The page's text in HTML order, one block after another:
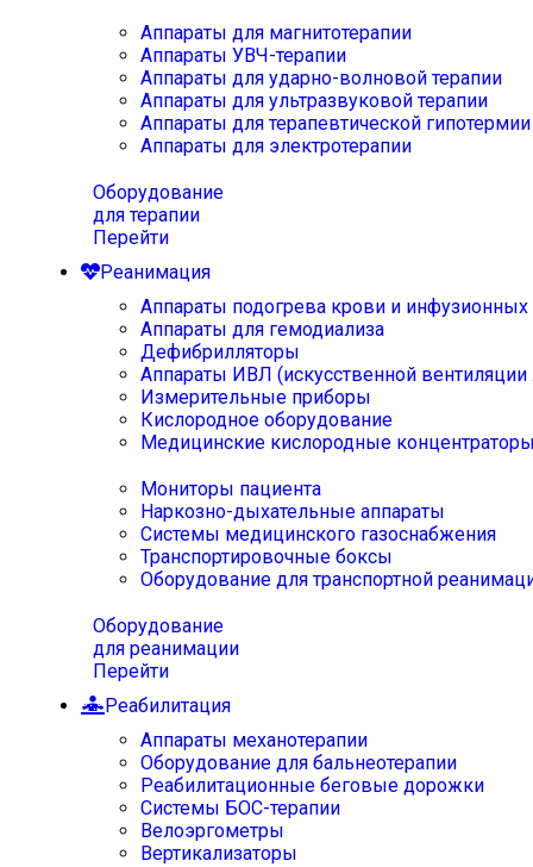
Аппараты для магнитотерапии
Аппараты УВЧ-терапии
Аппараты для ударно-волновой терапии
Аппараты для ультразвуковой терапии
Аппараты для терапевтической
Аппараты для электротерапии
Оборудование
для терапии
Перейти
Реанимация
Аппараты подогрева крови и инфузионных
Аппараты для гемодиализа
Дефибрилляторы
Аппараты ИВЛ (искусственной вентиляции
Измерительные приборы
Кислородное оборудование
Медицинские кислородные
Мониторы пациента
Наркозно-дыхательные аппараты
Системы медицинского газоснабжения
Транспортировочные боксы
Оборудование для транспортной
Оборудование
для реанимации
Перейти
Реабилитация
Аппараты механотерапии
Оборудование для бальнеотерапии
Реабилитационные беговые дорожки
Системы БОС-терапии
Велоэргометры
Вертикализаторы